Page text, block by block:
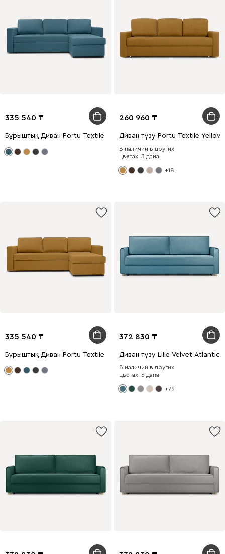
335 540
Бұрыштық Диван Portu Textile Ocean
260 960
Диван түзу Portu Textile Yellow
В наличии в других
цветах: 3 дана.
+18
335 540
Бұрыштық Диван Portu Textile Yellow
372 830
Диван түзу Lille Velvet Atlantic
В наличии в других
цветах: 5 дана.
+79